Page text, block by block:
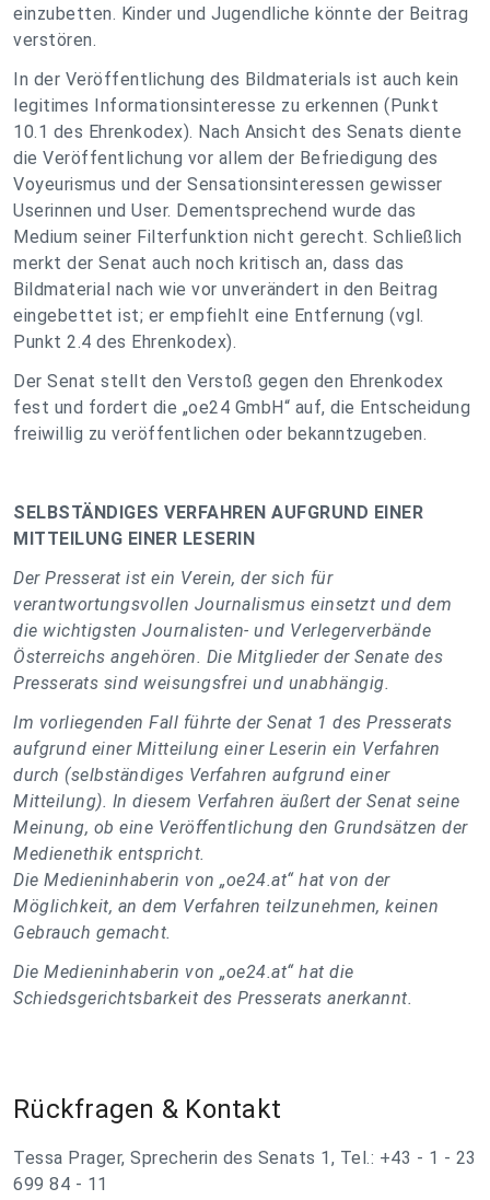
einzubetten. Kinder und Jugendliche könnte der Beitrag
verstören.
In der Veröffentlichung des Bildmaterials ist auch kein
legitimes Informationsinteresse zu erkennen (Punkt
10.1 des Ehrenkodex). Nach Ansicht des Senats diente
die Veröffentlichung vor allem der Befriedigung des
Voyeurismus und der Sensationsinteressen gewisser
Userinnen und User. Dementsprechend wurde das
Medium seiner Filterfunktion nicht gerecht. Schließlich
merkt der Senat auch noch kritisch an, dass das
Bildmaterial nach wie vor unverändert in den Beitrag
eingebettet ist; er empfiehlt eine Entfernung (vgl.
Punkt 2.4 des Ehrenkodex).
Der Senat stellt den Verstoß gegen den Ehrenkodex
fest und fordert die „oe24 GmbH“ auf, die Entscheidung
freiwillig zu veröffentlichen oder bekanntzugeben.
SELBSTÄNDIGES VERFAHREN AUFGRUND EINER
MITTEILUNG EINER LESERIN
Der Presserat ist ein Verein, der sich für
verantwortungsvollen Journalismus einsetzt und dem
die wichtigsten Journalisten- und Verlegerverbände
Österreichs angehören. Die Mitglieder der Senate des
Presserats sind weisungsfrei und unabhängig.
Im vorliegenden Fall führte der Senat 1 des Presserats
aufgrund einer Mitteilung einer Leserin ein Verfahren
durch (selbständiges Verfahren aufgrund einer
Mitteilung). In diesem Verfahren äußert der Senat seine
Meinung, ob eine Veröffentlichung den Grundsätzen der
Medienethik entspricht.
Die Medieninhaberin von „oe24.at“ hat von der
Möglichkeit, an dem Verfahren teilzunehmen, keinen
Gebrauch gemacht.
Die Medieninhaberin von „oe24.at“ hat die
Schiedsgerichtsbarkeit des Presserats anerkannt.
Rückfragen & Kontakt
Tessa Prager, Sprecherin des Senats 1, Tel.: +43 - 1 - 23
699 84 - 11